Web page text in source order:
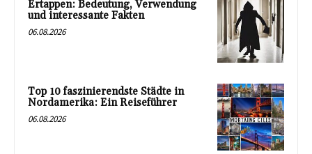
Ertappen: Bedeutung, Verwendung
und interessante Fakten
06.08.2026
Top 10 faszinierendste Städte in
Nordamerika: Ein Reiseführer
06.08.2026